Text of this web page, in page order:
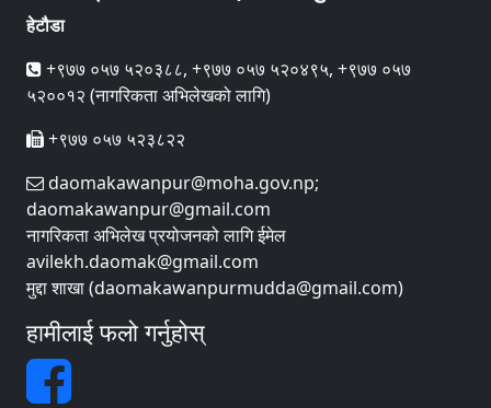
हेटौडा
+९७७ ०५७ ५२०३८८, +९७७ ०५७ ५२०४९५, +९७७ ०५७
५२००१२ (नागरिकता अभिलेखको लागि)
+९७७ ०५७ ५२३८२२
daomakawanpur@moha.gov.np;
daomakawanpur@gmail.com
नागरिकता अभिलेख प्रयोजनको लागि ईमेल
avilekh.daomak@gmail.com
मुद्दा शाखा (daomakawanpurmudda@gmail.com)
हामीलाई फलो गर्नुहोस्